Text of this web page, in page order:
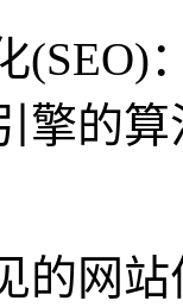
擎的
网站